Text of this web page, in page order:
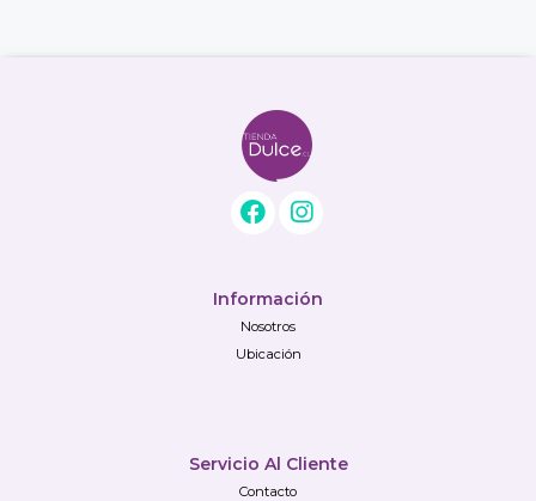
Información
Nosotros
Ubicación
Servicio Al Cliente
Contacto